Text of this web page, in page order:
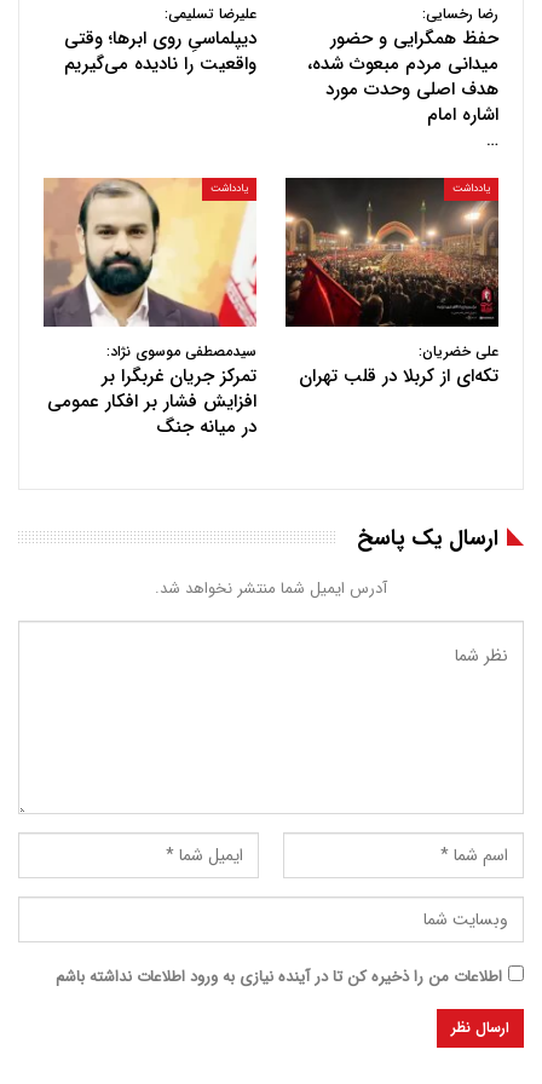
رضا رخسایی:
حفظ همگرایی و حضور
میدانی مردم مبعوث شده،
هدف اصلی وحدت مورد
اشاره امام
…
علیرضا تسلیمی:
دیپلماسیِ روی ابرها؛ وقتی
واقعیت را نادیده می‌گیریم
یادداشت
علی خضریان:
تکه‌ای از کربلا در قلب تهران
یادداشت
سیدمصطفی موسوی نژاد:
تمرکز جریان غربگرا بر
افزایش فشار بر افکار عمومی
در میانه جنگ
ارسال یک پاسخ
آدرس ایمیل شما منتشر نخواهد شد.
اطلاعات من را ذخیره کن تا در آینده نیازی به ورود اطلاعات نداشته باشم